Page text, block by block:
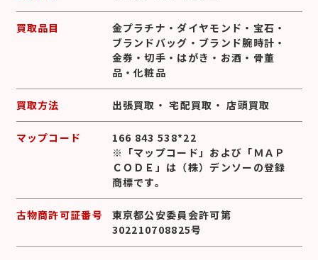
買取品目 金プラチナ ・ダイヤモンド ・ 宝石 ・
ブランドバッグ ・ ブランド腕時計 ・
金券 ・切手 ・ はがき ・ お酒 ・ 骨董
品 ・化粧品
買取方法 出張買取 ・宅配買取 ・店頭買取
マップコード
166 843 538*22
※「マップコード」および「ＭＡＰ
ＣＯＤＥ」は（株）デンソーの登録
商標です。
古物商許可証番号
東京都公安委員会許可第
302210708825号